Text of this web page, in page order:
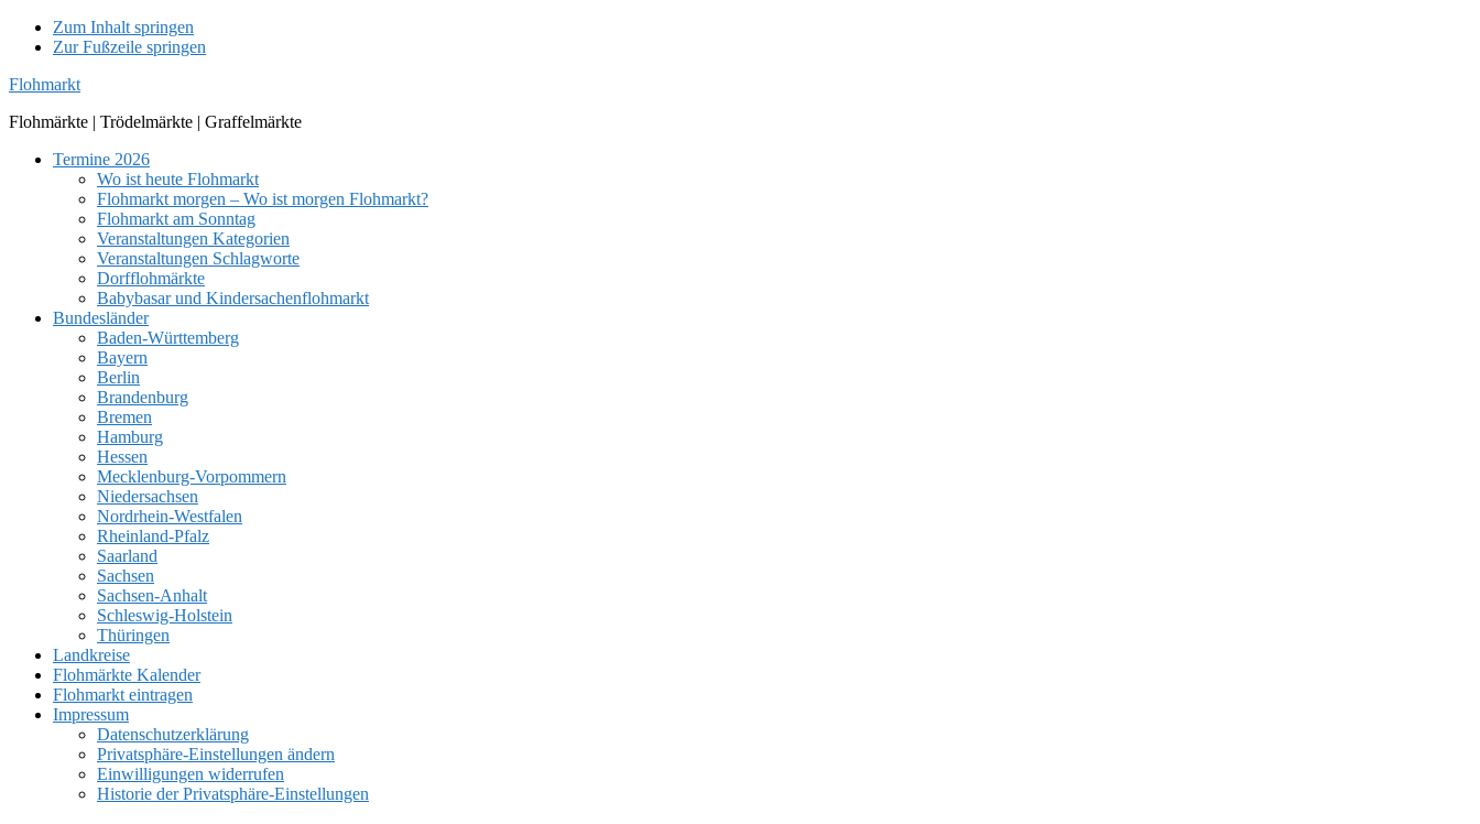
Zum Inhalt springen
Zur Fußzeile springen
Flohmarkt
Flohmärkte | Trödelmärkte | Graffelmärkte
Termine 2026
Wo ist heute Flohmarkt
Flohmarkt morgen – Wo ist morgen Flohmarkt?
Flohmarkt am Sonntag
Veranstaltungen Kategorien
Veranstaltungen Schlagworte
Dorfflohmärkte
Babybasar und Kindersachenflohmarkt
Bundesländer
Baden-Württemberg
Bayern
Berlin
Brandenburg
Bremen
Hamburg
Hessen
Mecklenburg-Vorpommern
Niedersachsen
Nordrhein-Westfalen
Rheinland-Pfalz
Saarland
Sachsen
Sachsen-Anhalt
Schleswig-Holstein
Thüringen
Landkreise
Flohmärkte Kalender
Flohmarkt eintragen
Impressum
Datenschutzerklärung
Privatsphäre-Einstellungen ändern
Einwilligungen widerrufen
Historie der Privatsphäre-Einstellungen